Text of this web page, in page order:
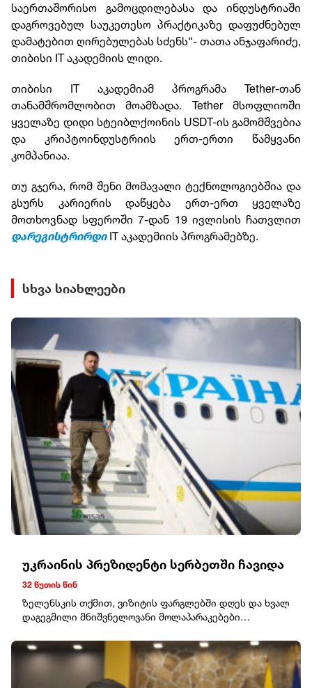
საერთაშორისო გამოცდილებასა და ინდუსტრიაში
დაგროვებულ საუკეთესო პრაქტიკაზე დაფუძნებულ
დამატებით ღირებულებას სძენს“- თათა ანჯაფარიძე,
თიბისი IT აკადემიის ლიდი.
თიბისი IT აკადემიამ პროგრამა Tether-თან
თანამშრომლობით მოამზადა. Tether მსოფლიოში
ყველაზე დიდი სტეიბლქოინის USDT-ის გამომშვებია
და კრიპტოინდუსტრიის ერთ-ერთი წამყვანი
კომპანიაა.
თუ გჯერა, რომ შენი მომავალი ტექნოლოგიებშია და
გსურს კარიერის დაწყება ერთ-ერთ ყველაზე
მოთხოვნად სფეროში 7-დან 19 ივლისის ჩათვლით
დარეგისტრირდიIT აკადემიის პროგრამებზე.
სხვა სიახლეები
უკრაინის პრეზიდენტი სერბეთში ჩავიდა
32 წუთის წინ
ზელენსკის თქმით, ვიზიტის ფარგლებში დღეს და ხვალ
დაგეგმილი მნიშვნელოვანი მოლაპარაკებები
მინისტრთან."განვიხილავთ ჩვენს ქვეყნებს შორის
ეკონომიკური კავშირების გაფართოებას,
ევროკავშირთან ურთიერთობებს და სხვა საკითხებს,